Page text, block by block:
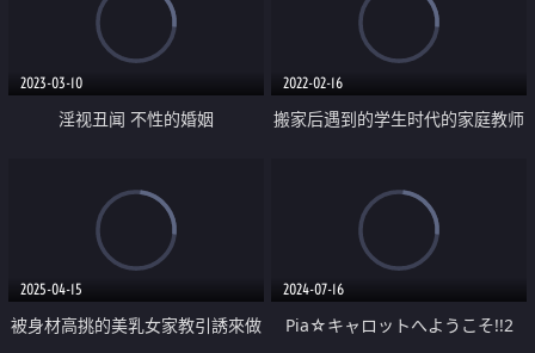
2023-03-10
淫视丑闻 不性的婚姻
2022-02-16
搬家后遇到的学生时代的家庭教师
2025-04-15
被身材高挑的美乳女家教引誘來做
2024-07-16
Pia☆キャロットへようこそ!!2